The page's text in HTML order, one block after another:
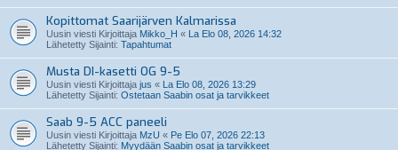
Kopittomat Saarijärven Kalmarissa
Uusin viesti Kirjoittaja Mikko_H « La Elo 08, 2026 14:32
Lähetetty Sijainti: Tapahtumat
Musta DI-kasetti OG 9-5
Uusin viesti Kirjoittaja jus « La Elo 08, 2026 13:29
Lähetetty Sijainti: Ostetaan Saabin osat ja tarvikkeet
Saab 9-5 ACC paneeli
Uusin viesti Kirjoittaja MzU « Pe Elo 07, 2026 22:13
Lähetetty Sijainti: Myydään Saabin osat ja tarvikkeet